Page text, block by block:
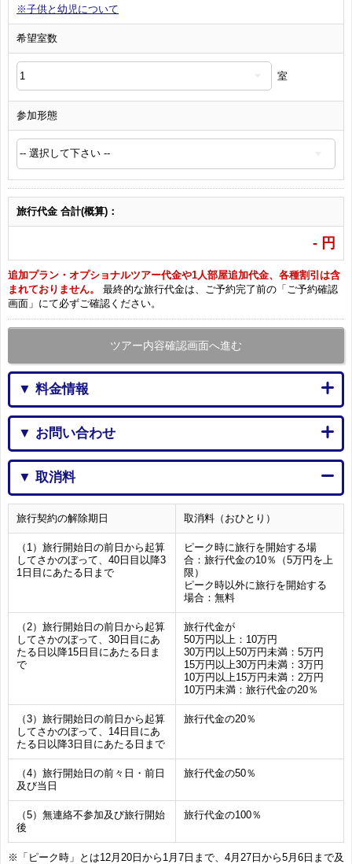
※子供と幼児について
希望室数
室
参加形態
旅行代金 合計(概算)：
- 円
追加プラン・オプショナルツアー代金や1人部屋追加代金、各種割引は含
まれておりません。
最終的な旅行代金は、ご予約完了前の「ご予約確認
画面」にて必ずご確認ください。
ツアー内容確認画面へ進む
▼ 料金情報
▼ お問い合わせ
▼ 取消料
旅行契約の解除期日 取消料（おひとり）
（1）旅行開始日の前日から起算
してさかのぼって、40日目以降3
1日目にあたる日まで
ピーク時に旅行を開始する場
合：旅行代金の10％（5万円を上
限）
ピーク時以外に旅行を開始する
場合：無料
（2）旅行開始日の前日から起算
してさかのぼって、30日目にあ
たる日以降15日目にあたる日ま
で
旅行代金が
50万円以上：10万円
30万円以上50万円未満：5万円
15万円以上30万円未満：3万円
10万円以上15万円未満：2万円
10万円未満：旅行代金の20％
（3）旅行開始日の前日から起算
してさかのぼって、14日目にあ
たる日以降3日目にあたる日まで
旅行代金の20％
（4）旅行開始日の前々日・前日
及び当日
旅行代金の50％
（5）無連絡不参加及び旅行開始
後
旅行代金の100％
※「ピーク時」とは12月20日から1月7日まで、4月27日から5月6日まで及